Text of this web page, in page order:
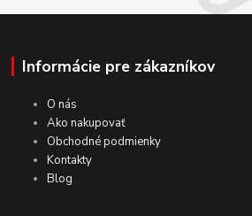
Informácie pre zákazníkov
O nás
Ako nakupovať
Obchodné podmienky
Kontakty
Blog